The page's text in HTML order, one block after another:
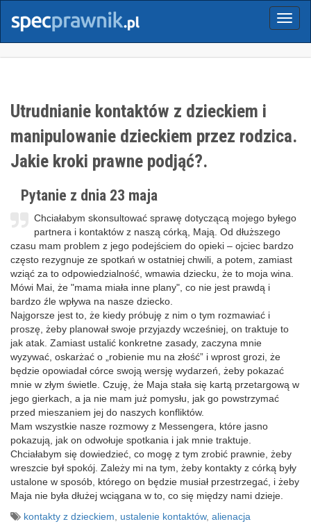
Menu
Utrudnianie kontaktów z dzieckiem i
manipulowanie dzieckiem przez rodzica.
Jakie kroki prawne podjąć?.
Pytanie z dnia 23 maja
Chciałabym skonsultować sprawę dotyczącą mojego byłego
partnera i kontaktów z naszą córką, Mają. Od dłuższego
czasu mam problem z jego podejściem do opieki – ojciec bardzo
często rezygnuje ze spotkań w ostatniej chwili, a potem, zamiast
wziąć za to odpowiedzialność, wmawia dziecku, że to moja wina.
Mówi Mai, że "mama miała inne plany", co nie jest prawdą i
bardzo źle wpływa na nasze dziecko.
​Najgorsze jest to, że kiedy próbuję z nim o tym rozmawiać i
proszę, żeby planował swoje przyjazdy wcześniej, on traktuje to
jak atak. Zamiast ustalić konkretne zasady, zaczyna mnie
wyzywać, oskarżać o „robienie mu na złość” i wprost grozi, że
będzie opowiadał córce swoją wersję wydarzeń, żeby pokazać
mnie w złym świetle. Czuję, że Maja stała się kartą przetargową w
jego gierkach, a ja nie mam już pomysłu, jak go powstrzymać
przed mieszaniem jej do naszych konfliktów.
​Mam wszystkie nasze rozmowy z Messengera, które jasno
pokazują, jak on odwołuje spotkania i jak mnie traktuje.
Chciałabym się dowiedzieć, co mogę z tym zrobić prawnie, żeby
wreszcie był spokój. Zależy mi na tym, żeby kontakty z córką były
ustalone w sposób, którego on będzie musiał przestrzegać, i żeby
Maja nie była dłużej wciągana w to, co się między nami dzieje.
kontakty z dzieckiem
ustalenie kontaktów, alienacja